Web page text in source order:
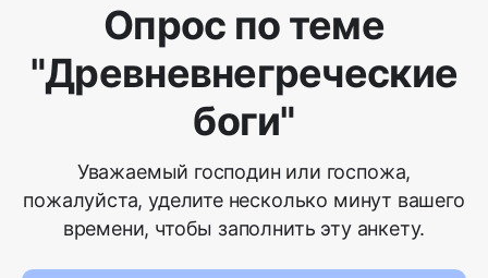
Опрос по теме
"Древневнегреческие
боги"
Уважаемый господин или госпожа,
пожалуйста, уделите несколько минут вашего
времени, чтобы заполнить эту анкету.